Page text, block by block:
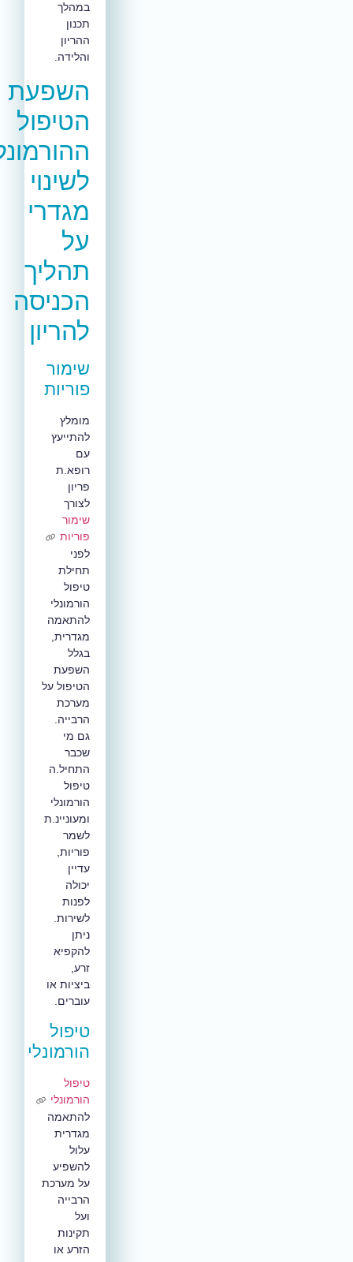
במהלך
תכנון
ההריון
והלידה.
השפעת
הטיפול
ההורמונלי
לשינוי
מגדרי
על
תהליך
הכניסה
להריון
שימור
פוריות
מומלץ
להתייעץ
עם
רופא.ת
פריון
לצורך
שימור
פוריות
לפני
תחילת
טיפול
הורמונלי
להתאמה
מגדרית,
בגלל
השפעת
הטיפול על
מערכת
הרבייה.
גם מי
שכבר
התחיל.ה
טיפול
הורמונלי
ומעוניינ.ת
לשמר
פוריות,
עדיין
יכולה
לפנות
לשירות.
ניתן
להקפיא
זרע,
ביציות או
עוברים.
טיפול
הורמונלי
טיפול
הורמונלי
להתאמה
מגדרית
עלול
להשפיע
על מערכת
הרבייה
ועל
תקינות
הזרע או